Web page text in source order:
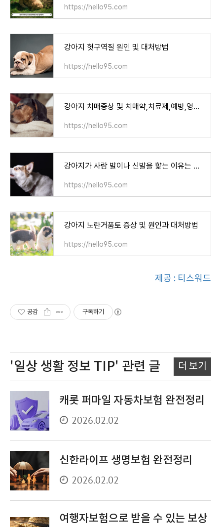
https://hello95.com
강아지 헛구역질 원인 및 대처방법
https://hello95.com
강아지 치매증상 및 치매약,치료제,예방,영양제
https://hello95.com
강아지가 사람 발이나 신발을 햝는 이유는 무엇일까?
https://hello95.com
강아지 노란거품토 증상 및 원인과 대처방법
https://hello95.com
제공 : 티스워드
공감 구독하기
'일상 생활 정보 TIP' 관련 글 더 보기
캐롯 퍼마일 자동차보험 완전정리
2026.02.02
신한라이프 생명보험 완전정리
2026.02.02
여행자보험으로 받을 수 있는 보상